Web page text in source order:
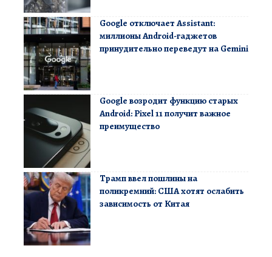
Google отключает Assistant:
миллионы Android-гаджетов
принудительно переведут на Gemini
Google возродит функцию старых
Android: Pixel 11 получит важное
преимущество
Трамп ввел пошлины на
поликремний: США хотят ослабить
зависимость от Китая